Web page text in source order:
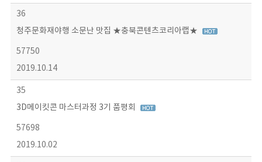
36
청주문화재야행 소문난 맛집 ★충북콘텐츠코리아랩★
57750
2019.10.14
35
3D메이킷콘 마스터과정 3기 품평회
57698
2019.10.02